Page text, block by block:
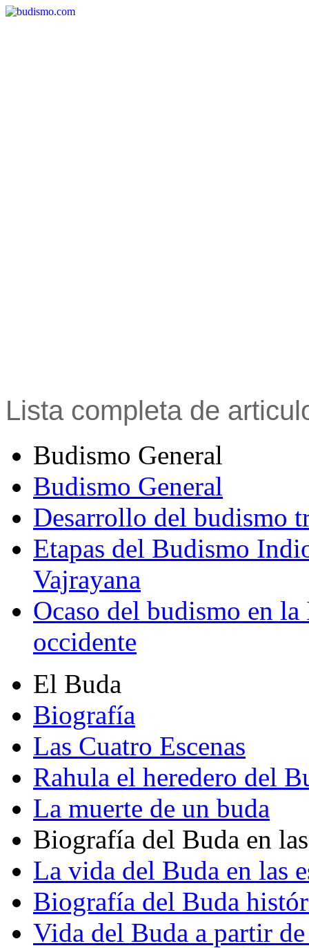
Lista completa de
Budismo General
Budismo General
Desarrollo del budismo
Etapas del Budismo
Vajrayana
Ocaso del budismo en
occidente
El Buda
Biografía
Las Cuatro Escenas
Rahula el heredero del
La muerte de un buda
Biografía del Buda en
La vida del Buda en las
Biografía del Buda
Vida del Buda a partir de